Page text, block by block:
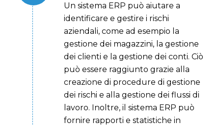
Un sistema ERP può aiutare a
identificare e gestire i rischi
aziendali, come ad esempio la
gestione dei magazzini, la gestione
dei clienti e la gestione dei conti. Ciò
può essere raggiunto grazie alla
creazione di procedure di gestione
dei rischi e alla gestione dei flussi di
lavoro. Inoltre, il sistema ERP può
fornire rapporti e statistiche in